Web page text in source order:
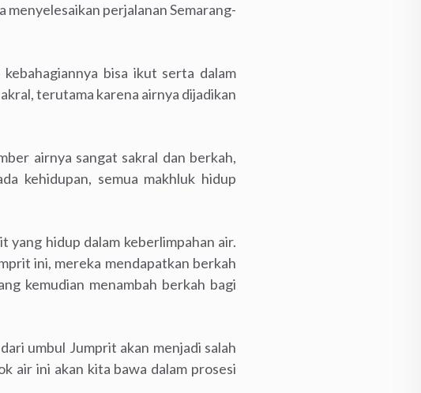
perjalanan Semarang-
bisa ikut serta dalam
terutama karena airnya dijadikan
airnya sangat sakral dan berkah,
kehidupan, semua makhluk hidup
yang hidup dalam keberlimpahan air.
ini, mereka mendapatkan berkah
kemudian menambah berkah bagi
umbul Jumprit akan menjadi salah
air ini akan kita bawa dalam prosesi